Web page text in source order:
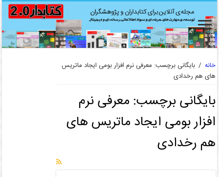
خانه / بایگانی برچسب: معرفی نرم افزار بومی ایجاد ماتریس
های هم رخدادی
بایگانی برچسب: معرفی نرم
افزار بومی ایجاد ماتریس های
هم رخدادی